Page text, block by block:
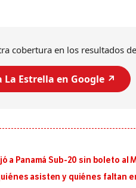
cobertura en los resultados
La Estrella en Google ↗️
a Panamá Sub-20 sin boleto al
asisten y quiénes faltan
al sur de